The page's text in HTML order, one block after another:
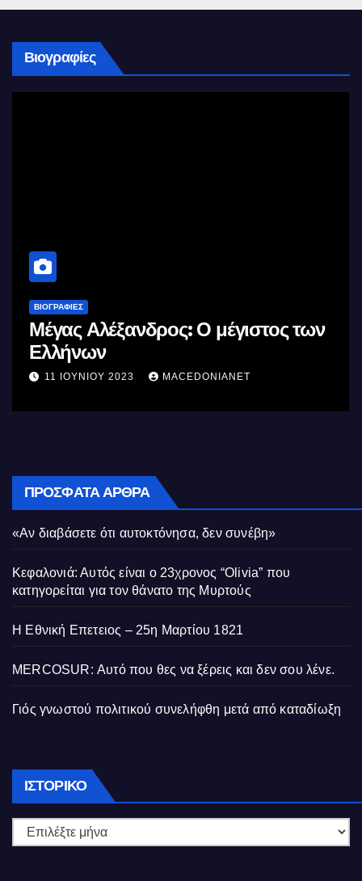
Βιογραφίες
ΒΙΟΓΡΑΦΊΕΣ
Μέγας Αλέξανδρος: Ο μέγιστος των
Ελλήνων
11 ΙΟΥΝΊΟΥ 2023 MACEDONIANET
ΠΡΌΣΦΑΤΑ ΆΡΘΡΑ
«Αν διαβάσετε ότι αυτοκτόνησα, δεν συνέβη»
Κεφαλονιά: Αυτός είναι ο 23χρονος “Olivia” που
κατηγορείται για τον θάνατο της Μυρτούς
Η Εθνική Επετειος – 25η Μαρτίου 1821
MERCOSUR: Αυτό που θες να ξέρεις και δεν σου λένε.
Γιός γνωστού πολιτικού συνελήφθη μετά από καταδίωξη
ΙΣΤΟΡΙΚΌ Ιστορικό